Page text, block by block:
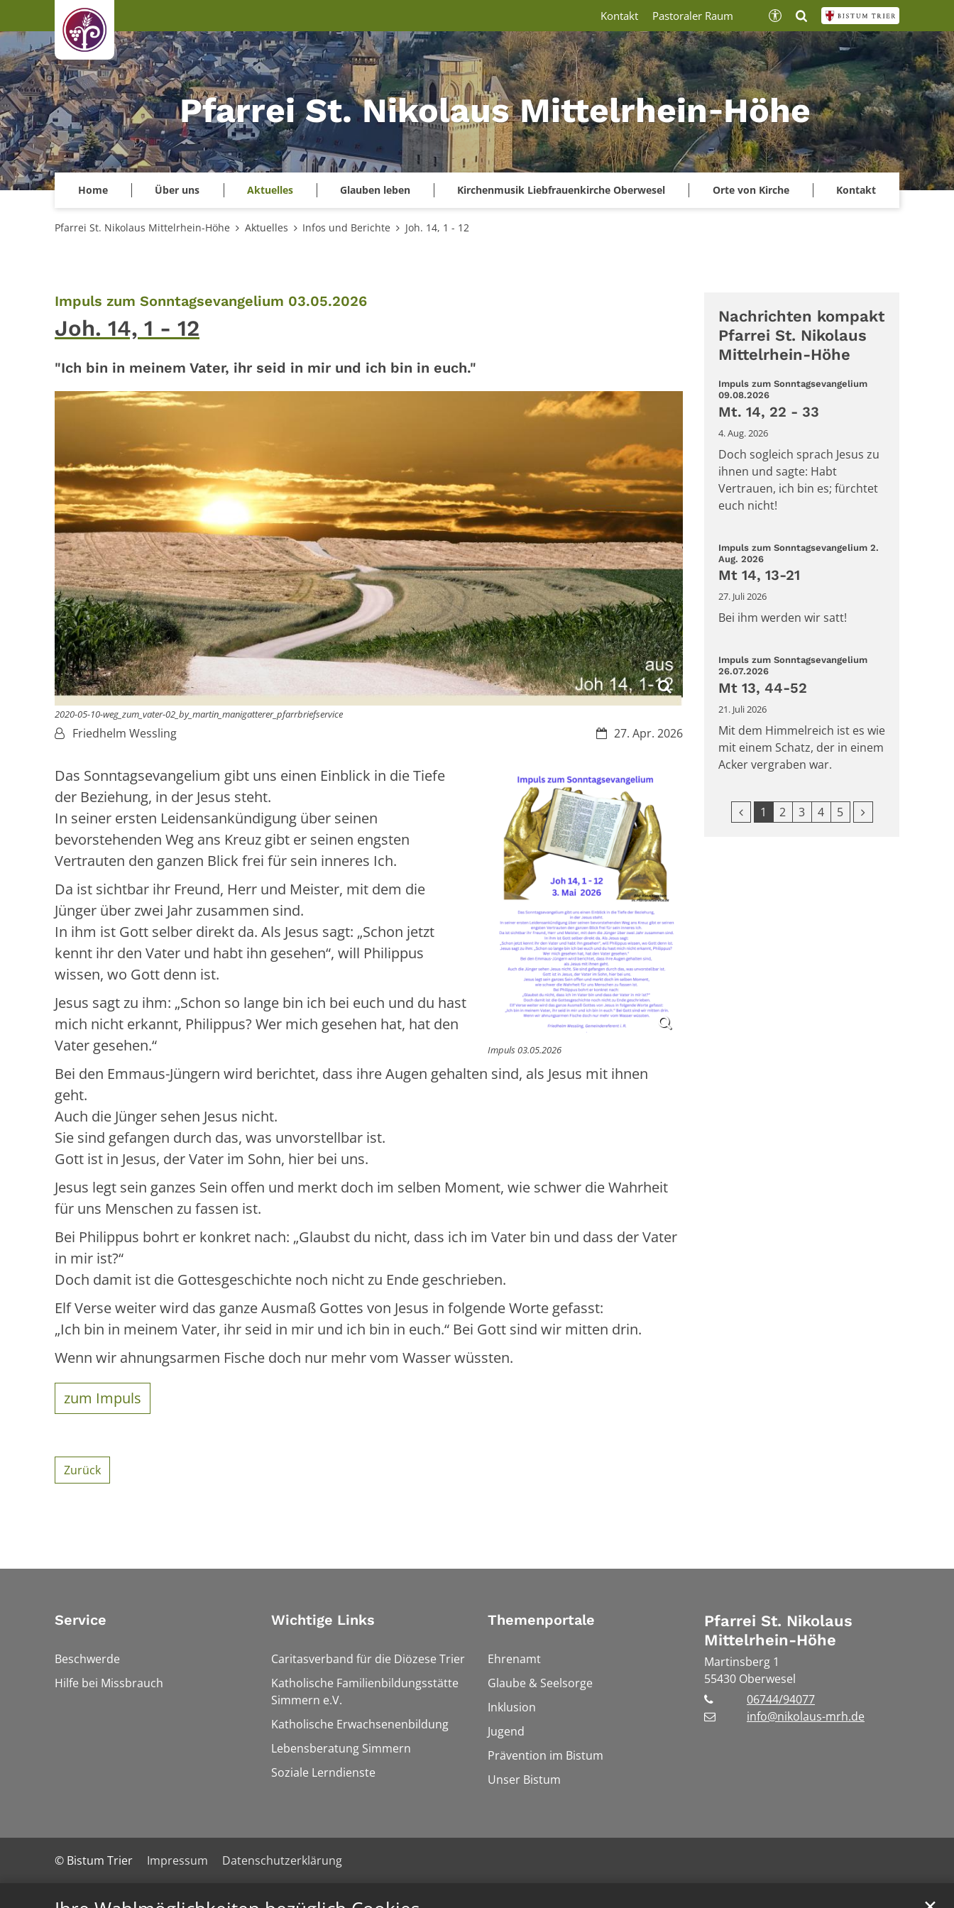
Zum Inhalt springen
Pfarrei St. Nikolaus Mittelrhein‑Höhe
Home Über uns Aktuelles Glauben leben Kirchenmusik Liebfrauenkirche Oberwesel Orte von Kirche Kontakt
Kontakt Pastoraler Raum
Pfarrei St. Nikolaus Mittelrhein-Höhe Aktuelles Infos und Berichte Joh. 14, 1 - 12
Impuls zum Sonntagsevangelium 03.05.2026:
Joh. 14, 1 - 12
"Ich bin in meinem Vater, ihr seid in mir und ich bin in euch."
2020-05-10-weg_zum_vater-02_by_martin_manigatterer_pfarrbriefservice
Datum:
27. Apr. 2026
Von:Friedhelm Wessling
Impuls 03.05.2026
Das Sonntagsevangelium gibt uns einen Einblick in die Tiefe
der Beziehung, in der Jesus steht.
In seiner ersten Leidensankündigung über seinen
bevorstehenden Weg ans Kreuz gibt er seinen engsten
Vertrauten den ganzen Blick frei für sein inneres Ich.
Da ist sichtbar ihr Freund, Herr und Meister, mit dem die
Jünger über zwei Jahr zusammen sind.
In ihm ist Gott selber direkt da. Als Jesus sagt: „Schon jetzt
kennt ihr den Vater und habt ihn gesehen“, will Philippus
wissen, wo Gott denn ist.
Jesus sagt zu ihm: „Schon so lange bin ich bei euch und du hast
mich nicht erkannt, Philippus? Wer mich gesehen hat, hat den
Vater gesehen.“
Bei den Emmaus-Jüngern wird berichtet, dass ihre Augen gehalten sind, als Jesus mit ihnen
geht.
Auch die Jünger sehen Jesus nicht.
Sie sind gefangen durch das, was unvorstellbar ist.
Gott ist in Jesus, der Vater im Sohn, hier bei uns.
Jesus legt sein ganzes Sein offen und merkt doch im selben Moment, wie schwer die Wahrheit
für uns Menschen zu fassen ist.
Bei Philippus bohrt er konkret nach: „Glaubst du nicht, dass ich im Vater bin und dass der Vater
in mir ist?“
Doch damit ist die Gottesgeschichte noch nicht zu Ende geschrieben.
Elf Verse weiter wird das ganze Ausmaß Gottes von Jesus in folgende Worte gefasst:
„Ich bin in meinem Vater, ihr seid in mir und ich bin in euch.“ Bei Gott sind wir mitten drin.
Wenn wir ahnungsarmen Fische doch nur mehr vom Wasser wüssten.
zum Impuls
Zurück
Nachrichten kompakt
Pfarrei St. Nikolaus
Mittelrhein-Höhe
Impuls zum Sonntagsevangelium
09.08.2026:
Mt. 14, 22 - 33
4. Aug. 2026
Doch sogleich sprach Jesus zu
ihnen und sagte: Habt
Vertrauen, ich bin es; fürchtet
euch nicht!
Impuls zum Sonntagsevangelium 2.
Aug. 2026:
Mt 14, 13-21
27. Juli 2026
Bei ihm werden wir satt!
Impuls zum Sonntagsevangelium
26.07.2026:
Mt 13, 44-52
21. Juli 2026
Mit dem Himmelreich ist es wie
mit einem Schatz, der in einem
Acker vergraben war.
Vorherige Seite
1 2 3 4 5 Nächste Seite
Service
Beschwerde
Hilfe bei Missbrauch
Wichtige Links
Caritasverband für die Diözese Trier
Katholische Familienbildungsstätte
Simmern e.V.
Katholische Erwachsenenbildung
Lebensberatung Simmern
Soziale Lerndienste
Themenportale
Ehrenamt
Glaube & Seelsorge
Inklusion
Jugend
Prävention im Bistum
Unser Bistum
Pfarrei St. Nikolaus
Mittelrhein-Höhe
Martinsberg 1
55430 Oberwesel
06744/94077
info@nikolaus-mrh.de
© Bistum Trier Impressum Datenschutzerklärung